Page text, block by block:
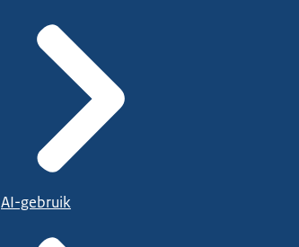
AI-gebruik